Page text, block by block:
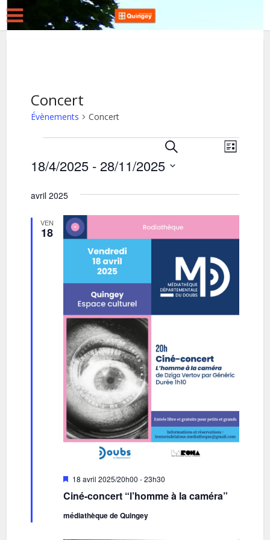
Concert
Évènements Concert
R
e
e
r
h
e
e
n
a
i
g
t
i
Recherche
N
g
a
i
u
s
É
Liste
18/4/2025 - 28/11/2025
une
avril 2025
VEN
18
Ciné-concert “l’homme à la caméra”
Mis
avant
18 avril 2025/20h00 -23h30
médiathèque de Quingey